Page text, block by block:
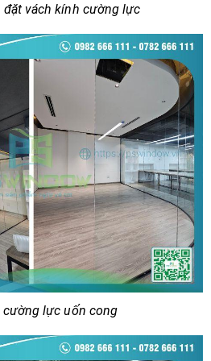
vách kính cường lực
cường lực uốn cong